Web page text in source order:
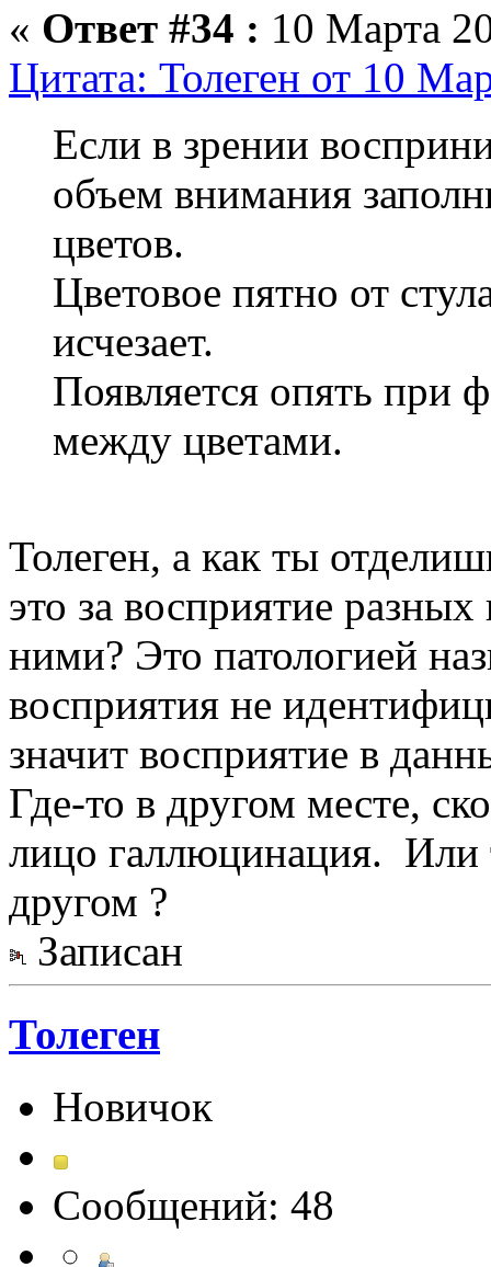
« Ответ #34 : 10 Марта
Цитата: Толеген от 10
Если в зрении
объем внимания
цветов.
Цветовое пятно от
исчезает.
Появляется опять при
между цветами.
Толеген, а как ты
это за восприятие
ними? Это патологией
восприятия не
значит восприятие в
Где-то в другом месте,
лицо галлюцинация. Или
другом ?
Записан
Толеген
Новичок
Сообщений: 48